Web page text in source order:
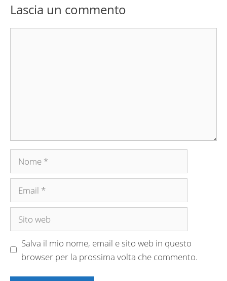
Lascia un commento
Nome
Email
Sito
Salva il mio nome, email e sito web in questo
browser per la prossima volta che commento.